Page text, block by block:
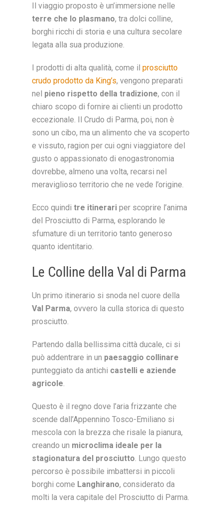
Il viaggio proposto è un’immersione nelle
terre che lo plasmano, tra dolci colline,
borghi ricchi di storia e una cultura secolare
legata alla sua produzione.
I prodotti di alta qualità, come il prosciutto
crudo prodotto da King’s, vengono preparati
nel pieno rispetto della tradizione, con il
chiaro scopo di fornire ai clienti un prodotto
eccezionale. Il Crudo di Parma, poi, non è
sono un cibo, ma un alimento che va scoperto
e vissuto, ragion per cui ogni viaggiatore del
gusto o appassionato di enogastronomia
dovrebbe, almeno una volta, recarsi nel
meraviglioso territorio che ne vede l’origine.
Ecco quindi tre itinerari per scoprire l’anima
del Prosciutto di Parma, esplorando le
sfumature di un territorio tanto generoso
quanto identitario.
Le Colline della Val di Parma
Un primo itinerario si snoda nel cuore della
Val Parma, ovvero la culla storica di questo
prosciutto.
Partendo dalla bellissima città ducale, ci si
può addentrare in un paesaggio collinare
punteggiato da antichi castelli e aziende
agricole.
Questo è il regno dove l’aria frizzante che
scende dall’Appennino Tosco-Emiliano si
mescola con la brezza che risale la pianura,
creando un microclima ideale per la
stagionatura del prosciutto. Lungo questo
percorso è possibile imbattersi in piccoli
borghi come Langhirano, considerato da
molti la vera capitale del Prosciutto di Parma.